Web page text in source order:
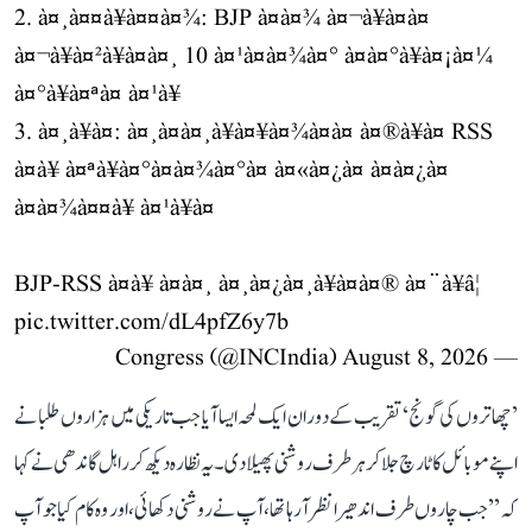
2. à¤¸à¤¤à¥à¤¤à¤¾: BJP à¤à¤¾ à¤¬à¥à¤à¤
à¤¬à¥à¤²à¥à¤à¤¸ 10 à¤¹à¤à¤¾à¤° à¤à¤°à¥à¤¡à¤¼
à¤°à¥à¤ªà¤ à¤¹à¥
3. à¤¸à¥à¤: à¤¸à¤à¤¸à¥à¤¥à¤¾à¤à¤ à¤®à¥à¤ RSS
à¤à¥ à¤ªà¥à¤°à¤à¤¾à¤°à¤ à¤«à¤¿à¤ à¤à¤¿à¤
à¤à¤¾à¤¤à¥ à¤¹à¥à¤
BJP-RSS à¤à¥ à¤à¤¸ à¤¸à¤¿à¤¸à¥à¤à¤® à¤¨à¥â¦
pic.twitter.com/dL4pfZ6y7b
— Congress (@INCIndia)
August 8, 2026
’چھاتروں کی گونج‘ تقریب کے دوران ایک لمحہ ایسا آیا جب تاریکی میں ہزاروں طلبا نے
اپنے موبائل کا ٹارچ جلا کر ہر طرف روشنی پھیلا دی۔ یہ نظارہ دیکھ کر راہل گاندھی نے کہا
کہ ’’جب چاروں طرف اندھیرا نظر آ رہا تھا، آپ نے روشنی دکھائی، اور وہ کام کیا جو آپ